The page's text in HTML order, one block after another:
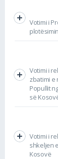
Votimi i
Votimi i
zbatimi e
Popullit
së
Votimi i
shkeljen
Kosovë